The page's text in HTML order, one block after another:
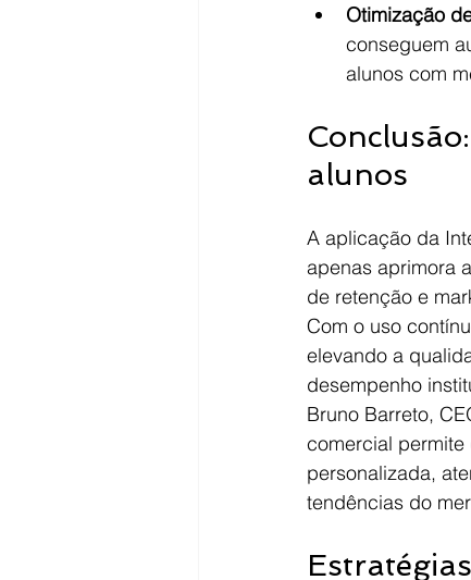
Otimização
conseguem
alunos com
alunos
A aplicação da
apenas aprimora
de retenção e
Com o uso
elevando a
desempenho
Bruno Barreto,
comercial
personalizada,
tendências do